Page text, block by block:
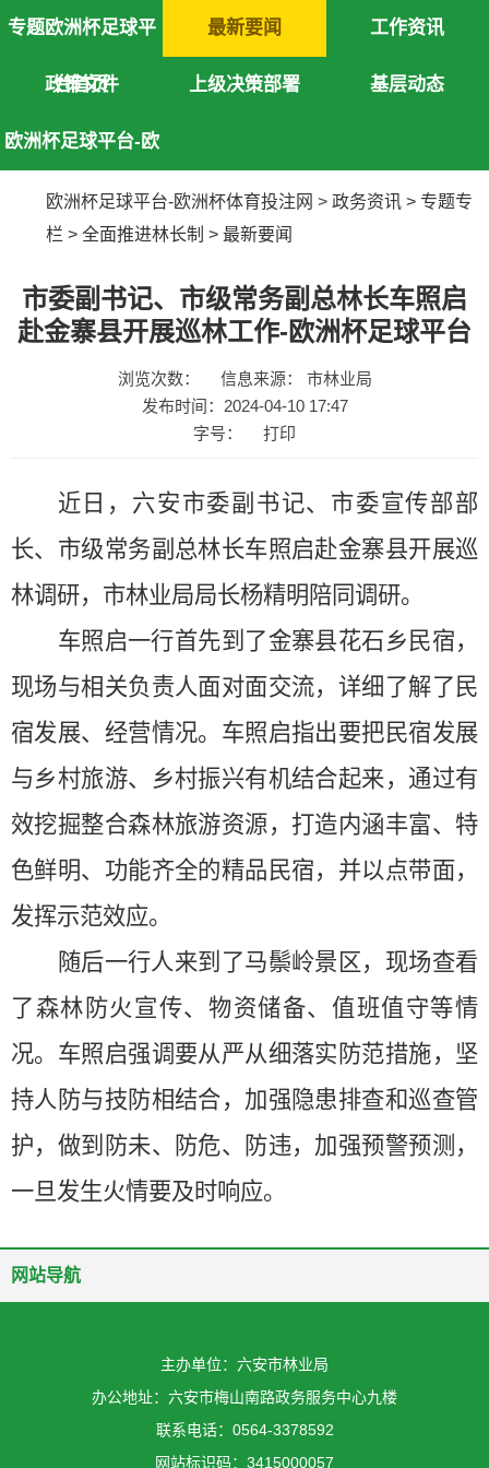
专题欧洲杯足球平
台首页
最新要闻 工作资讯
政策文件 上级决策部署 基层动态
欧洲杯足球平台-欧
洲杯体育投注网
欧洲杯足球平台-欧洲杯体育投注网 > 政务资讯 > 专题专
栏 > 全面推进林长制 > 最新要闻
市委副书记、市级常务副总林长车照启
赴金寨县开展巡林工作-欧洲杯足球平台
浏览次数：
信息来源： 市林业局
发布时间：2024-04-10 17:47
字号：
打印
近日，六安市委副书记、市委宣传部部
长、市级常务副总林长车照启赴金寨县开展巡
林调研，市林业局局长杨精明陪同调研。
车照启一行首先到了金寨县花石乡民宿，
现场与相关负责人面对面交流，详细了解了民
宿发展、经营情况。车照启指出要把民宿发展
与乡村旅游、乡村振兴有机结合起来，通过有
效挖掘整合森林旅游资源，打造内涵丰富、特
色鲜明、功能齐全的精品民宿，并以点带面，
发挥示范效应。
随后一行人来到了马鬃岭景区，现场查看
了森林防火宣传、物资储备、值班值守等情
况。车照启强调要从严从细落实防范措施，坚
持人防与技防相结合，加强隐患排查和巡查管
护，做到防未、防危、防违，加强预警预测，
一旦发生火情要及时响应。
网站导航
主办单位：六安市林业局
办公地址：六安市梅山南路政务服务中心九楼
联系电话：0564-3378592
网站标识码：3415000057